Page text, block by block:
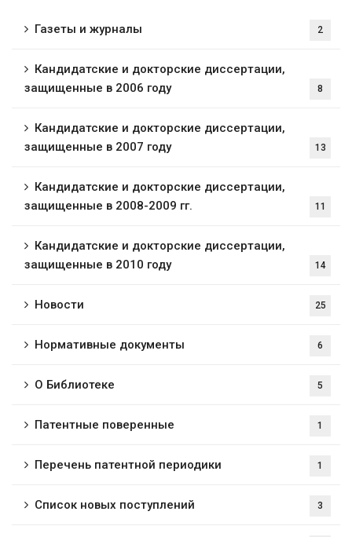
Газеты и журналы 2
Кандидатские и докторские диссертации,
защищенные в 2006 году
8
Кандидатские и докторские диссертации,
защищенные в 2007 году
13
Кандидатские и докторские диссертации,
защищенные в 2008-2009 гг.
11
Кандидатские и докторские диссертации,
защищенные в 2010 году
14
Новости 25
Нормативные документы 6
О Библиотеке 5
Патентные поверенные 1
Перечень патентной периодики 1
Список новых поступлений 3